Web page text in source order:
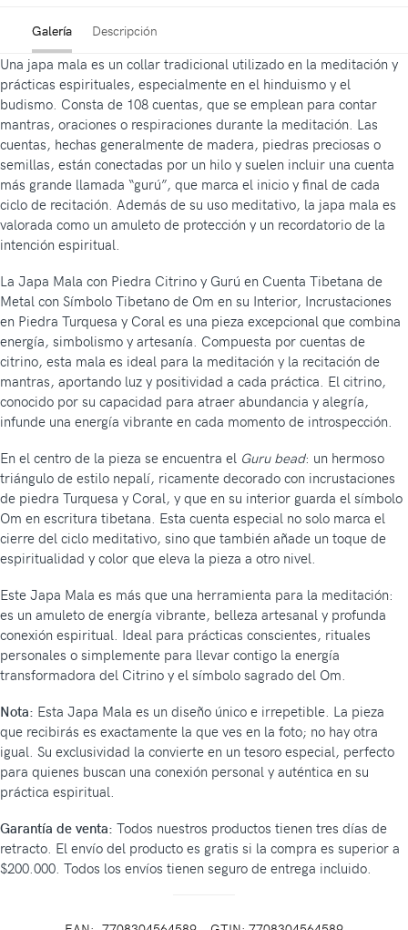
Galería Descripción
Una japa mala es un collar tradicional utilizado en la meditación y
prácticas espirituales, especialmente en el hinduismo y el
budismo. Consta de 108 cuentas, que se emplean para contar
mantras, oraciones o respiraciones durante la meditación. Las
cuentas, hechas generalmente de madera, piedras preciosas o
semillas, están conectadas por un hilo y suelen incluir una cuenta
más grande llamada “gurú”, que marca el inicio y final de cada
ciclo de recitación. Además de su uso meditativo, la japa mala es
valorada como un amuleto de protección y un recordatorio de la
intención espiritual.
La Japa Mala con Piedra Citrino y Gurú en Cuenta Tibetana de
Metal con Símbolo Tibetano de Om en su Interior, Incrustaciones
en Piedra Turquesa y Coral es una pieza excepcional que combina
energía, simbolismo y artesanía. Compuesta por cuentas de
citrino, esta mala es ideal para la meditación y la recitación de
mantras, aportando luz y positividad a cada práctica. El citrino,
conocido por su capacidad para atraer abundancia y alegría,
infunde una energía vibrante en cada momento de introspección.
En el centro de la pieza se encuentra el Guru bead: un hermoso
triángulo de estilo nepalí, ricamente decorado con incrustaciones
de piedra Turquesa y Coral, y que en su interior guarda el símbolo
Om en escritura tibetana. Esta cuenta especial no solo marca el
cierre del ciclo meditativo, sino que también añade un toque de
espiritualidad y color que eleva la pieza a otro nivel.
Este Japa Mala es más que una herramienta para la meditación:
es un amuleto de energía vibrante, belleza artesanal y profunda
conexión espiritual. Ideal para prácticas conscientes, rituales
personales o simplemente para llevar contigo la energía
transformadora del Citrino y el símbolo sagrado del Om.
Nota: Esta Japa Mala es un diseño único e irrepetible. La pieza
que recibirás es exactamente la que ves en la foto; no hay otra
igual. Su exclusividad la convierte en un tesoro especial, perfecto
para quienes buscan una conexión personal y auténtica en su
práctica espiritual.
Garantía de venta: Todos nuestros productos tienen tres días de
retracto. El envío del producto es gratis si la compra es superior a
$200.000. Todos los envíos tienen seguro de entrega incluido.